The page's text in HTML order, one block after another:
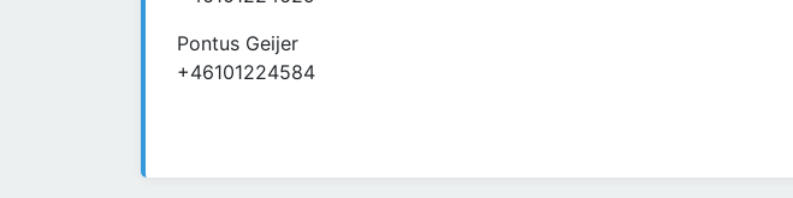
Pontus Geijer
+46101224584